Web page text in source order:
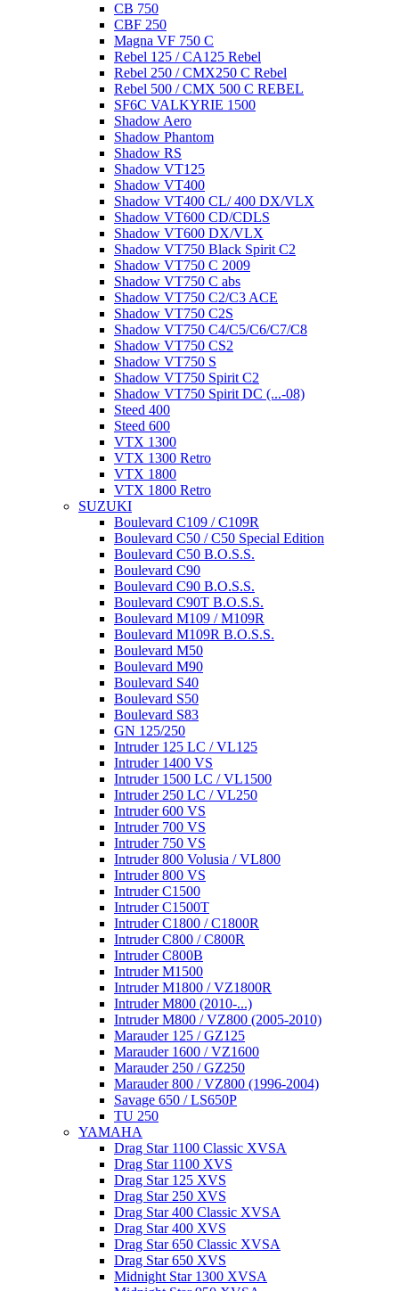
CB 750
CBF 250
Magna VF 750 C
Rebel 125 / CA125 Rebel
Rebel 250 / CMX250 C Rebel
Rebel 500 / CMX 500 C REBEL
SF6C VALKYRIE 1500
Shadow Aero
Shadow Phantom
Shadow RS
Shadow VT125
Shadow VT400
Shadow VT400 CL/ 400 DX/VLX
Shadow VT600 CD/CDLS
Shadow VT600 DX/VLX
Shadow VT750 Black Spirit C2
Shadow VT750 C 2009
Shadow VT750 C abs
Shadow VT750 C2/C3 ACE
Shadow VT750 C2S
Shadow VT750 C4/C5/C6/C7/C8
Shadow VT750 CS2
Shadow VT750 S
Shadow VT750 Spirit C2
Shadow VT750 Spirit DC (...-08)
Steed 400
Steed 600
VTX 1300
VTX 1300 Retro
VTX 1800
VTX 1800 Retro
SUZUKI
Boulevard C109 / C109R
Boulevard C50 / C50 Special Edition
Boulevard C50 B.O.S.S.
Boulevard C90
Boulevard C90 B.O.S.S.
Boulevard C90T B.O.S.S.
Boulevard M109 / M109R
Boulevard M109R B.O.S.S.
Boulevard M50
Boulevard M90
Boulevard S40
Boulevard S50
Boulevard S83
GN 125/250
Intruder 125 LC / VL125
Intruder 1400 VS
Intruder 1500 LC / VL1500
Intruder 250 LC / VL250
Intruder 600 VS
Intruder 700 VS
Intruder 750 VS
Intruder 800 Volusia / VL800
Intruder 800 VS
Intruder C1500
Intruder C1500T
Intruder C1800 / C1800R
Intruder C800 / C800R
Intruder C800B
Intruder M1500
Intruder M1800 / VZ1800R
Intruder M800 (2010-...)
Intruder M800 / VZ800 (2005-2010)
Marauder 125 / GZ125
Marauder 1600 / VZ1600
Marauder 250 / GZ250
Marauder 800 / VZ800 (1996-2004)
Savage 650 / LS650P
TU 250
YAMAHA
Drag Star 1100 Classic XVSA
Drag Star 1100 XVS
Drag Star 125 XVS
Drag Star 250 XVS
Drag Star 400 Classic XVSA
Drag Star 400 XVS
Drag Star 650 Classic XVSA
Drag Star 650 XVS
Midnight Star 1300 XVSA